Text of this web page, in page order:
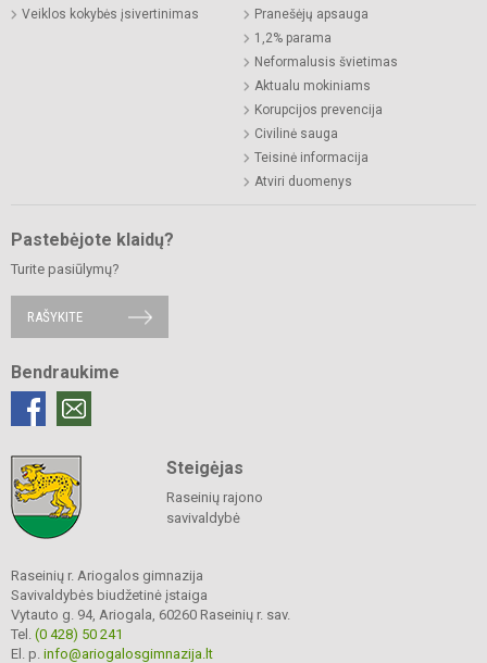
Veiklos kokybės įsivertinimas
Pranešėjų apsauga
1,2% parama
Neformalusis švietimas
Aktualu mokiniams
Korupcijos prevencija
Civilinė sauga
Teisinė informacija
Atviri duomenys
Pastebėjote klaidų?
Turite pasiūlymų?
RAŠYKITE
Bendraukime
Steigėjas
Raseinių rajono
savivaldybė
Raseinių r. Ariogalos gimnazija
Savivaldybės biudžetinė įstaiga
Vytauto g. 94, Ariogala, 60260 Raseinių r. sav.
Tel. (0 428) 50 241
El. p. info@ariogalosgimnazija.lt